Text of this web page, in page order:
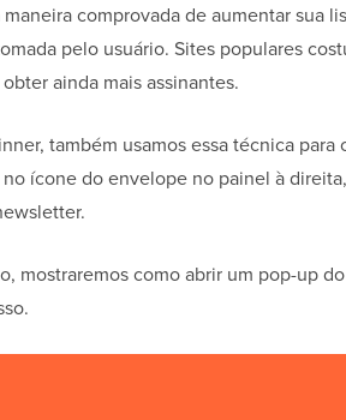
maneira comprovada de aumentar sua
pelo usuário. Sites populares
ainda mais assinantes.
também usamos essa técnica
ícone do envelope no painel à
mostraremos como abrir um pop-up